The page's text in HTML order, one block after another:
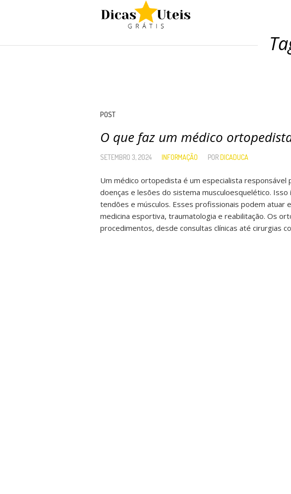
POST
O que faz um médico
SETEMBRO 3, 2024 INFORMAÇÃO PORDICADUCA
Um médico ortopedista é um especialista
doenças e lesões do sistema musculoesquelético.
tendões e músculos. Esses profissionais podem atuar
medicina esportiva, traumatologia e reabilitação. Os
procedimentos, desde consultas clínicas até cirurgias